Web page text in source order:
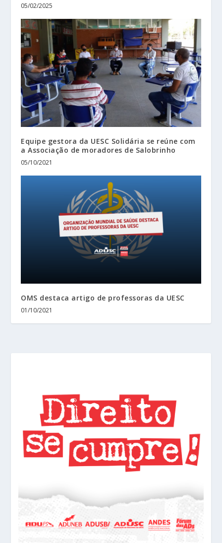
05/02/2025
Equipe gestora da UESC Solidária se reúne com
a Associação de moradores de Salobrinho
05/10/2021
OMS destaca artigo de professoras da UESC
01/10/2021